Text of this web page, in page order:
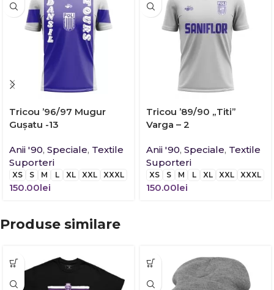
Tricou ’96/97 Mugur
Guşatu -13
Anii '90, Speciale, Textile
Suporteri
XS S M L XL XXL XXXL
150.00lei
Tricou ’89/90 „Titi”
Varga – 2
Anii '90, Speciale, Textile
Suporteri
XS S M L XL XXL XXXL
150.00lei
Produse similare